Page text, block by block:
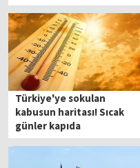
Türkiye'ye sokulan
kabusun haritası! Sıcak
günler kapıda